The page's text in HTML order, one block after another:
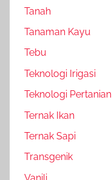
Tanah
Tanaman Kayu
Tebu
Teknologi Irigasi
Teknologi Pertanian
Ternak Ikan
Ternak Sapi
Transgenik
Vanili